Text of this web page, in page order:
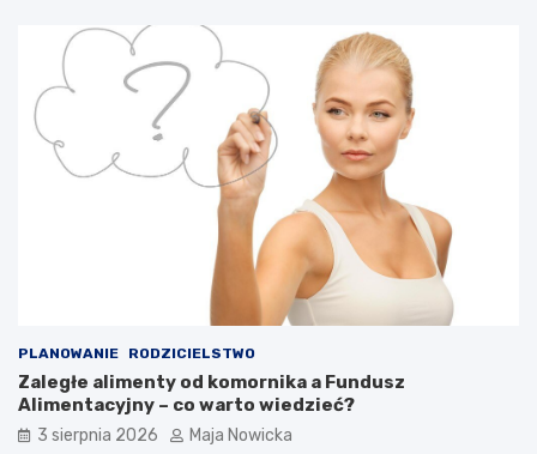
PLANOWANIE RODZICIELSTWO
Zaległe alimenty od komornika a Fundusz
Alimentacyjny – co warto wiedzieć?
3 sierpnia 2026 Maja Nowicka